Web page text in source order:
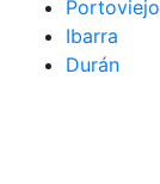
Portoviejo
Ibarra
Durán